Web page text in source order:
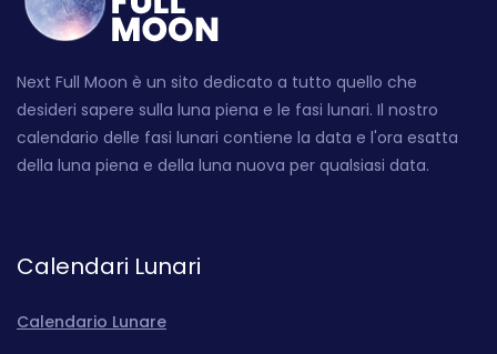
Next Full Moon è un sito dedicato a tutto quello che
desideri sapere sulla luna piena e le fasi lunari. Il nostro
calendario delle fasi lunari contiene la data e l'ora esatta
della luna piena e della luna nuova per qualsiasi data.
Calendari Lunari
Calendario Lunare